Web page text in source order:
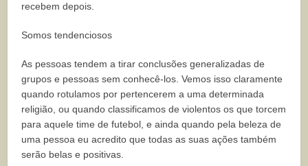
recebem depois.
Somos tendenciosos
As pessoas tendem a tirar conclusões generalizadas de
grupos e pessoas sem conhecê-los. Vemos isso claramente
quando rotulamos por pertencerem a uma determinada
religião, ou quando classificamos de violentos os que torcem
para aquele time de futebol, e ainda quando pela beleza de
uma pessoa eu acredito que todas as suas ações também
serão belas e positivas.